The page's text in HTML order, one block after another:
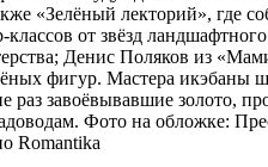
«Зелёный лекторий», где
от звёзд
Денис Поляков из
фигур. Мастера икэбаны
завоёвывавшие золото,
Фото на обложке:
Romantika